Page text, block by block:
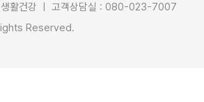
생활건강 ㅣ 고객상담실 : 080-023-7007
Reserved.